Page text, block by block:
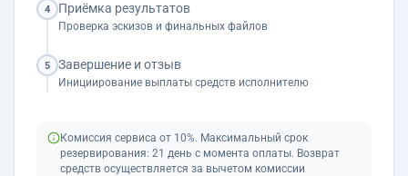
4 Приёмка результатов
Проверка эскизов и финальных файлов
5 Завершение и отзыв
Инициирование выплаты средств исполнителю
Комиссия сервиса от 10%. Максимальный срок
резервирования: 21 день с момента оплаты. Возврат
средств осуществляется за вычетом комиссии